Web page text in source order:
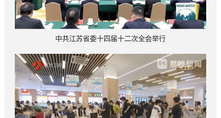
中共江苏省委十四届十二次全会举行